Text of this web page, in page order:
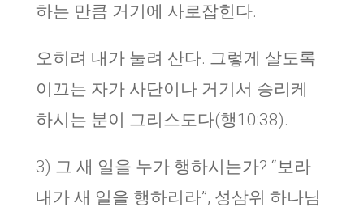
하는 만큼 거기에 사로잡힌다.
오히려 내가 눌려 산다. 그렇게 살도록
이끄는 자가 사단이나 거기서 승리케
하시는 분이 그리스도다(행10:38).
3) 그 새 일을 누가 행하시는가? “보라
내가 새 일을 행하리라”, 성삼위 하나님